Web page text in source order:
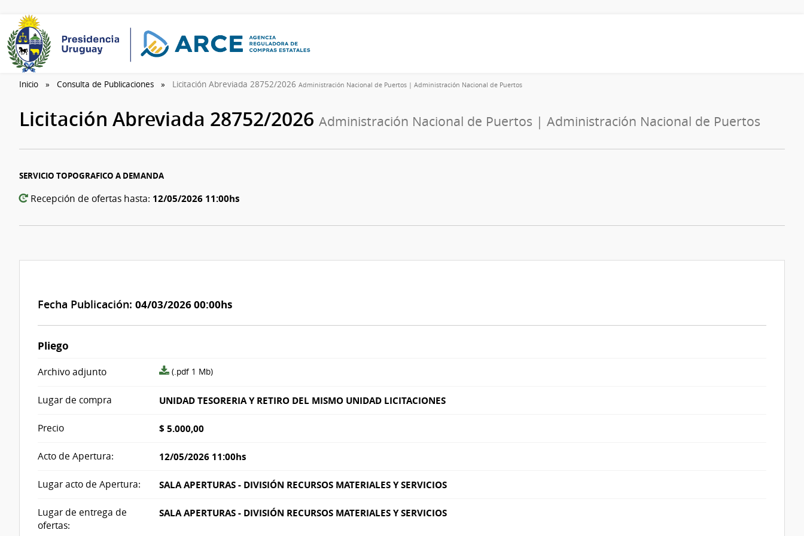
Inicio Consulta de Publicaciones Licitación Abreviada 28752/2026 Administración Nacional de Puertos | Administración Nacional de Puertos
Licitación Abreviada 28752/2026 Administración Nacional de Puertos | Administración Nacional de Puertos
SERVICIO TOPOGRAFICO A DEMANDA
Recepción de ofertas hasta: 12/05/2026 11:00hs
Fecha Publicación: 04/03/2026 00:00hs
Pliego
Archivo adjunto
archivo
(.pdf 1 Mb)
Lugar de compra UNIDAD TESORERIA Y RETIRO DEL MISMO UNIDAD LICITACIONES
Precio $ 5.000,00
Acto de Apertura: 12/05/2026 11:00hs
Lugar acto de Apertura: SALA APERTURAS - DIVISIÓN RECURSOS MATERIALES Y SERVICIOS
Lugar de entrega de
ofertas:
SALA APERTURAS - DIVISIÓN RECURSOS MATERIALES Y SERVICIOS